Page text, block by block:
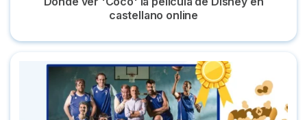
castellano online
Dónde ver 'Campeones' la película online y totalmente gratis